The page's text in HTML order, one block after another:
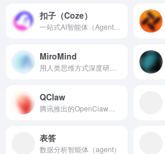
扣子（Coze）
MiroMind
QClaw
表答
数据分析智能体（agent）